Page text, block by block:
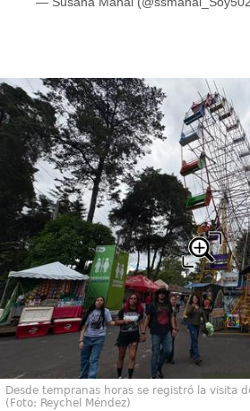
Desde tempranas horas se registró la visita
(Foto: Reychel Méndez)